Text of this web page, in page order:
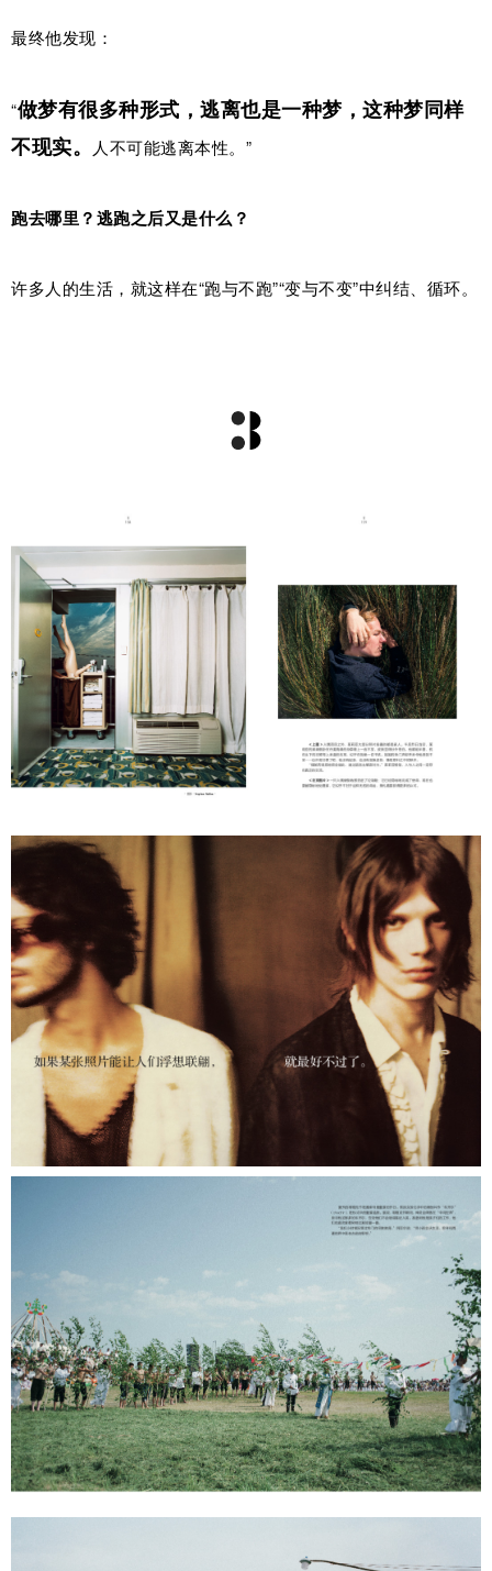
最终他发现：
“做梦有很多种形式，逃离也是一种梦，这种梦同样
不现实。
人不可能逃离本性。”
跑去哪里？逃跑之后又是什么？
许多人的生活，就这样在“跑与不跑”“变与不变”中纠结、循环。